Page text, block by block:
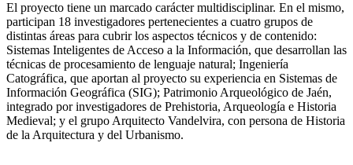
El proyecto tiene un marcado carácter multidisciplinar. En el mismo,
participan 18 investigadores pertenecientes a cuatro grupos de
distintas áreas para cubrir los aspectos técnicos y de contenido:
Sistemas Inteligentes de Acceso a la Información, que desarrollan las
técnicas de procesamiento de lenguaje natural; Ingeniería
Catográfica, que aportan al proyecto su experiencia en Sistemas de
Información Geográfica (SIG); Patrimonio Arqueológico de Jaén,
integrado por investigadores de Prehistoria, Arqueología e Historia
Medieval; y el grupo Arquitecto Vandelvira, con persona de Historia
de la Arquitectura y del Urbanismo.